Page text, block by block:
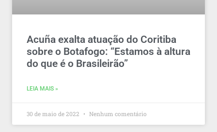
Acuña exalta atuação do Coritiba
sobre o Botafogo: “Estamos à altura
do que é o Brasileirão”
LEIA MAIS »
30 de maio de 2022 Nenhum comentário